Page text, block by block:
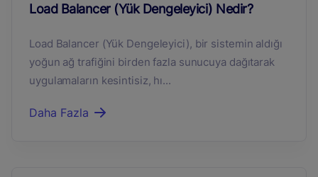
Load Balancer (Yük Dengeleyici) Nedir?
Load Balancer (Yük Dengeleyici), bir sistemin aldığı
yoğun ağ trafiğini birden fazla sunucuya dağıtarak
uygulamaların kesintisiz, hı...
Daha Fazla